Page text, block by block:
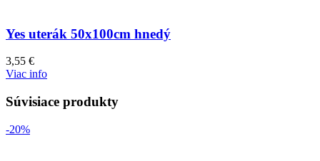
Yes uterák 50x100cm hnedý
3,55 €
Viac info
Súvisiace produkty
-20%